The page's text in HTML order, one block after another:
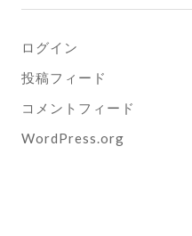
ログイン
投稿フィード
コメントフィード
WordPress.org